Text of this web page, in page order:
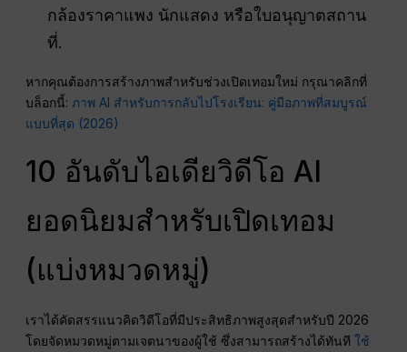
กล้องราคาแพง นักแสดง หรือใบอนุญาตสถาน
ที่.
หากคุณต้องการสร้างภาพสำหรับช่วงเปิดเทอมใหม่ กรุณาคลิกที่
บล็อกนี้:ภาพ AI สำหรับการกลับไปโรงเรียน: คู่มือภาพที่สมบูรณ์
แบบที่สุด (2026)
10 อันดับไอเดียวิดีโอ AI
ยอดนิยมสำหรับเปิดเทอม
(แบ่งหมวดหมู่)
เราได้คัดสรรแนวคิดวิดีโอที่มีประสิทธิภาพสูงสุดสำหรับปี 2026
โดยจัดหมวดหมู่ตามเจตนาของผู้ใช้ ซึ่งสามารถสร้างได้ทันทีใช้